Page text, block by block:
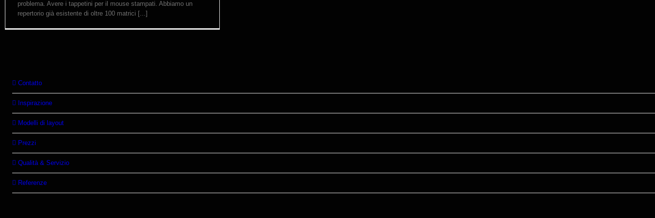
problema. Avere i tappetini per il mouse stampati. Abbiamo un
repertorio già esistente di oltre 100 matrici [...]
Contatto
Inspirazione
Modelli di layout
Prezzi
Qualità & Servizio
Referenze